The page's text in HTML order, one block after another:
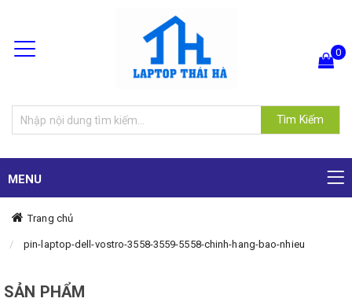
Tìm Kiếm
0
MENU
Trang chủ
pin-laptop-dell-vostro-3558-3559-5558-chinh-hang-bao-nhieu
SẢN PHẨM